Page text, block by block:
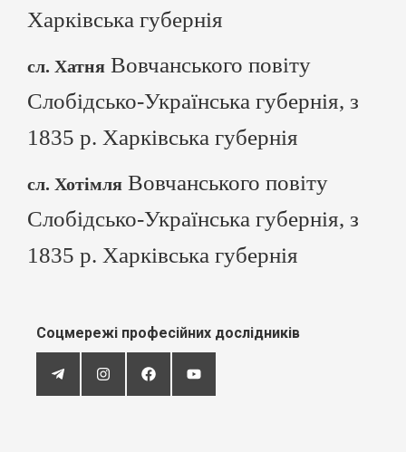
Харківська губернія
сл. Хатня Вовчанського повіту
Слобідсько-Українська губернія, з
1835 р. Харківська губернія
сл. Хотімля Вовчанського повіту
Слобідсько-Українська губернія, з
1835 р. Харківська губернія
Соцмережі професійних дослідників